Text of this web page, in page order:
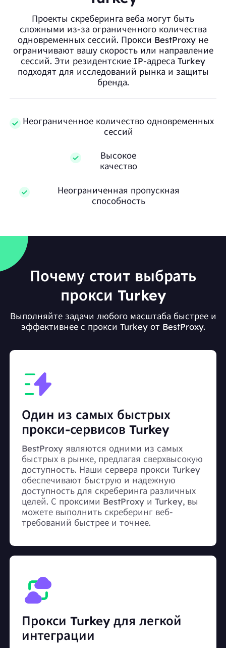
Проекты скреберинга веба могут быть
сложными из-за ограниченного количества
одновременных сессий. Прокси BestProxy не
ограничивают вашу скорость или направление
сессий. Эти резидентские IP-адреса Turkey
подходят для исследований рынка и защиты
бренда.
Неограниченное количество одновременных
сессий
Высокое
качество
Неограниченная пропускная
способность
Почему стоит выбрать
прокси Turkey
Выполняйте задачи любого масштаба быстрее и
эффективнее с прокси Turkey от BestProxy.
Один из самых быстрых
прокси-сервисов Turkey
BestProxy являются одними из самых
быстрых в рынке, предлагая сверхвысокую
доступность. Наши сервера прокси Turkey
обеспечивают быструю и надежную
доступность для скреберинга различных
целей. С проксими BestProxy и Turkey, вы
можете выполнить скреберинг веб-
требований быстрее и точнее.
Прокси Turkey для легкой
интеграции